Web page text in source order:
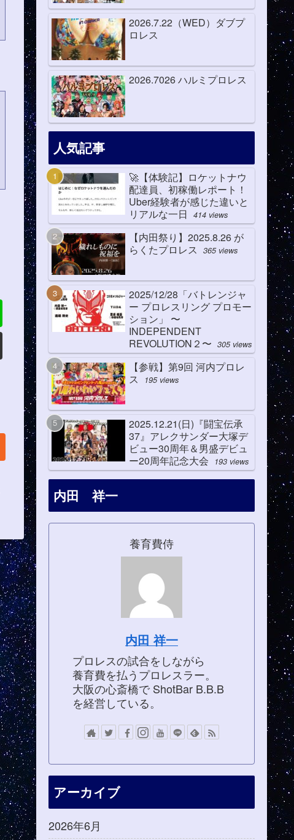
2026.7.22（WED）ダブプ
ロレス
2026.7026 ハルミプロレス
人気記事
🚀【体験記】ロケットナウ
配達員、初稼働レポート！
Uber経験者が感じた違いと
リアルな一日
414 views
【内田祭り】2025.8.26 が
らくたプロレス
365 views
2025/12/28「バトレンジャ
ー プロレスリング プロモー
ション」 〜
INDEPENDENT
REVOLUTION２〜 305 views
【参戦】第9回 河内プロレ
ス
195 views
2025.12.21(日)『闘宝伝承
37』アレクサンダー大塚デ
ビュー30周年＆男盛デビュ
ー20周年記念大会
193 views
内田 祥一
養育費侍
内田 祥一
プロレスの試合をしながら
養育費を払うプロレスラー。
大阪の心斎橋で ShotBar B.B.B
を経営している。
アーカイブ
2026年6月